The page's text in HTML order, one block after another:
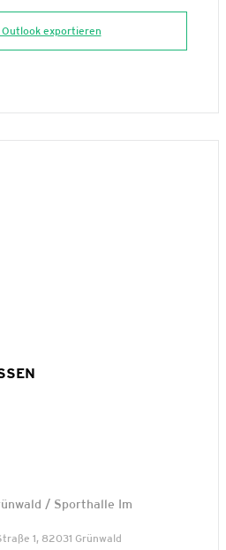
Outlook exportieren
/ Sporthalle Im
1, 82031 Grünwald